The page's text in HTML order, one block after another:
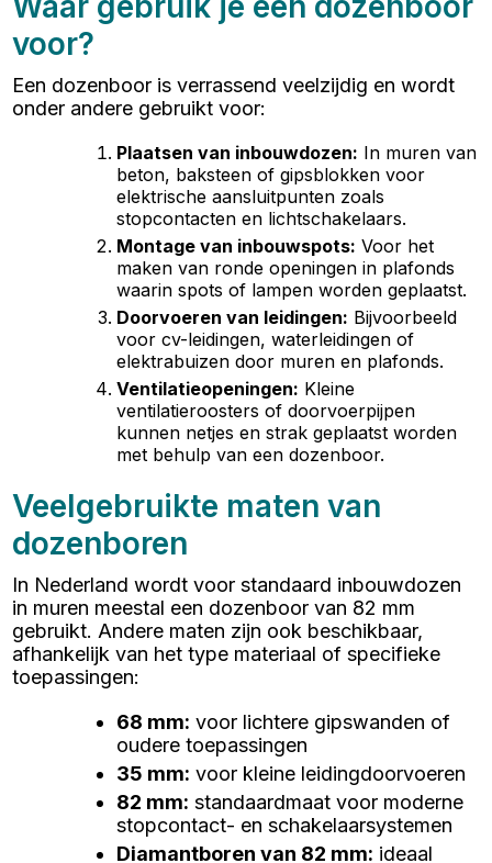
voor?
Een dozenboor is verrassend veelzijdig en wordt
onder andere gebruikt voor:
Plaatsen van inbouwdozen: In muren van
beton, baksteen of gipsblokken voor
elektrische aansluitpunten zoals
stopcontacten en lichtschakelaars.
Montage van inbouwspots: Voor het
maken van ronde openingen in plafonds
waarin spots of lampen worden geplaatst.
Doorvoeren van leidingen: Bijvoorbeeld
voor cv-leidingen, waterleidingen of
elektrabuizen door muren en plafonds.
Ventilatieopeningen: Kleine
ventilatieroosters of doorvoerpijpen
kunnen netjes en strak geplaatst worden
met behulp van een dozenboor.
Veelgebruikte maten van
dozenboren
In Nederland wordt voor standaard inbouwdozen
in muren meestal een dozenboor van 82 mm
gebruikt. Andere maten zijn ook beschikbaar,
afhankelijk van het type materiaal of specifieke
toepassingen:
68 mm: voor lichtere gipswanden of
oudere toepassingen
35 mm: voor kleine leidingdoorvoeren
82 mm: standaardmaat voor moderne
stopcontact- en schakelaarsystemen
Diamantboren van 82 mm: ideaal